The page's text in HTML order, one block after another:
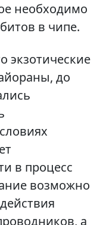
необходимо
в чипе.
экзотические
до
в процесс
возможно
а